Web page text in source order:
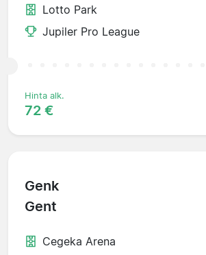
Lotto Park
Jupiler Pro League
Hinta alk.
72 €
Genk
Gent
Cegeka Arena